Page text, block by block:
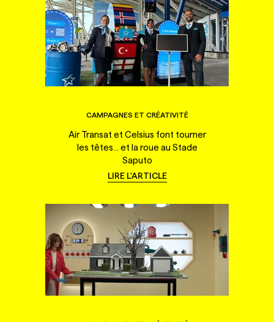
CAMPAGNES ET CRÉATIVITÉ
Air Transat et Celsius font tourner
les têtes... et la roue au Stade
Saputo
LIRE L'ARTICLE